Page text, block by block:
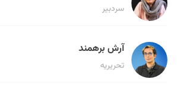
سردبیر
آرش برهمند
تحریریه